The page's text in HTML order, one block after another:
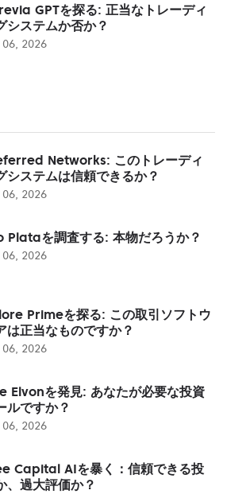
GPTを探る: 正当なトレーディ
システムか否か？
06, 2026
Networks: このトレーディ
システムは信頼できるか？
06, 2026
Plataを調査する: 本物だろうか？
06, 2026
Primeを探る: この取引ソフトウ
は正当なものですか？
06, 2026
Elvonを発見: あなたが必要な投資
ルですか？
06, 2026
Capital AIを暴く：信頼できる投
、過大評価か？